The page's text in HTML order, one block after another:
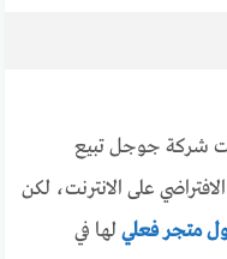
شركة جوجل تبيع
على الانترنت، لكن
متجر فعليلها في